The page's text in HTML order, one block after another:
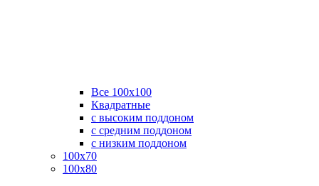
Все 100х100
Квадратные
с высоким поддоном
с средним поддоном
с низким поддоном
100х70
100х80